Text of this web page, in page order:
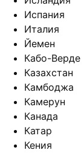
Испания
Италия
Йемен
Кабо-Верде
Казахстан
Камбоджа
Камерун
Канада
Катар
Кения